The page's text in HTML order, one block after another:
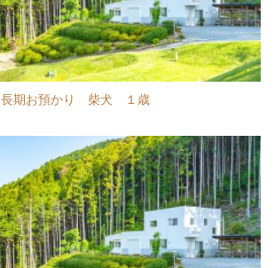
長期お預かり 柴犬 １歳